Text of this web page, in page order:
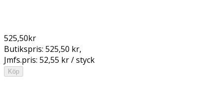
525,50kr
Butikspris: 525,50 kr,
Jmfs.pris: 52,55 kr / styck
Köp